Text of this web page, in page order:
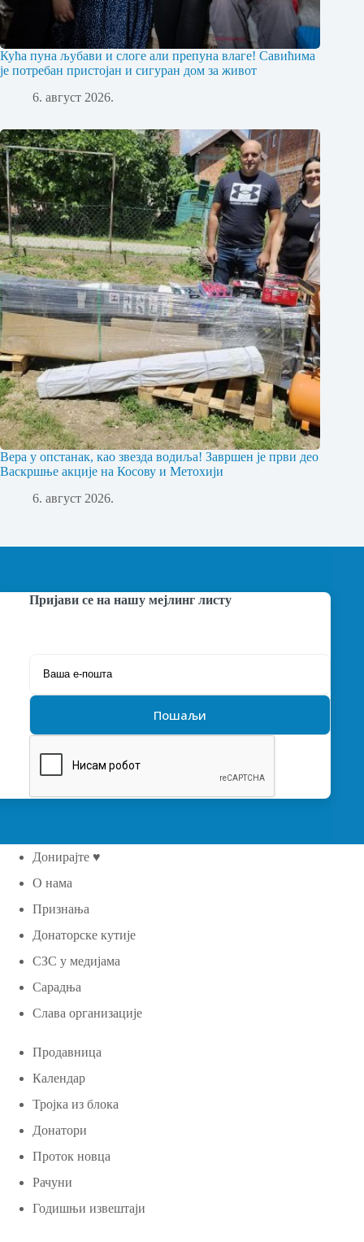
Кућа пуна љубави и слоге али препуна влаге! Савићима
је потребан пристојан и сигуран дом за живот
6. август 2026.
Вера у опстанак, као звезда водиља! Завршен је први део
Васкршње акције на Косову и Метохији
6. август 2026.
Пријави се на нашу мејлинг листу
Донирајте ♥
О нама
Признања
Донаторске кутије
СЗС у медијама
Сарадња
Слава организације
Продавница
Календар
Тројка из блока
Донатори
Проток новца
Рачуни
Годишњи извештаји